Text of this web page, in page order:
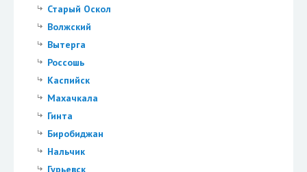
Старый Оскол
Волжский
Вытерга
Россошь
Каспийск
Махачкала
Гинта
Биробиджан
Нальчик
Гурьевск